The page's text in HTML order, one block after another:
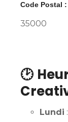
Code Postal :
35000
🕑
Lundi